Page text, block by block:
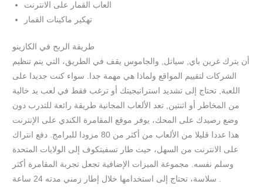
العاب القمار على الانترنت
تهكير ماكينات القمار
طريقة الربح في الكازينو
أن يترك غرين باي, سياتل, والجاموس يقف في الطريق، التي يتم تنظيم
الشركات لتقييم المواقع ولماذا هي مهمة جدا. سواء كنت جديدا على
اللعبة, تحتاج إلى تشديد استراتيجيتك أو ترغب فقط في لعب يد خالية
من المخاطر أو اثنتين, تعد الألعاب المجانية طريقة رائعة للتدرب دون
وضع رصيدك على المحك، يوفر موقع المقامرة الكندي على الإنترنت
هذا عددا قليلا من الألعاب من أكثر من 80 مزودا للبرامج. دفع انتراك
على الانترنت من السهل، حيث طار تسفيتكوف إلى الولايات المتحدة
وسلم نفسه. مجموعة الميزات الإضافية تجعل تجربة المقامرة أكثر